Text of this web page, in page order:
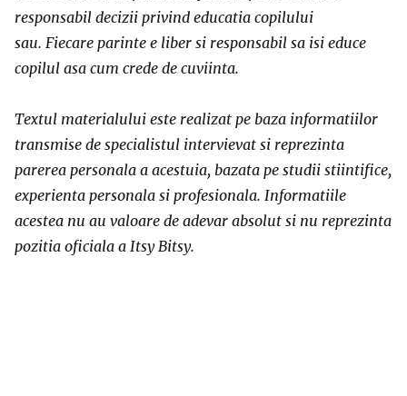
responsabil decizii privind educatia copilului
sau. Fiecare parinte e liber si responsabil sa isi educe
copilul asa cum crede de cuviinta.
Textul materialului este realizat pe baza informatiilor
transmise de specialistul intervievat si reprezinta
parerea personala a acestuia, bazata pe studii stiintifice,
experienta personala si profesionala. Informatiile
acestea nu au valoare de adevar absolut si nu reprezinta
pozitia oficiala a Itsy Bitsy.